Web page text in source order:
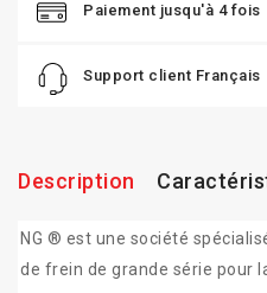
Paiement jusqu'à 4 fois
Support client Français
Description
NG ® est une société
de frein de grande série pour